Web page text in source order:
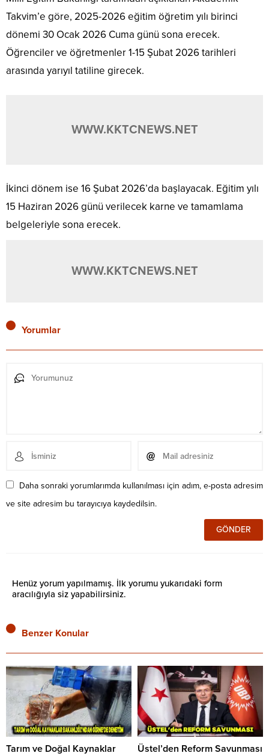
Takvim’e göre, 2025-2026 eğitim öğretim yılı birinci
dönemi 30 Ocak 2026 Cuma günü sona erecek.
Öğrenciler ve öğretmenler 1-15 Şubat 2026 tarihleri
arasında yarıyıl tatiline girecek.
WWW.KKTCNEWS.NET
İkinci dönem ise 16 Şubat 2026’da başlayacak. Eğitim yılı
15 Haziran 2026 günü verilecek karne ve tamamlama
belgeleriyle sona erecek.
WWW.KKTCNEWS.NET
Yorumlar
Daha sonraki yorumlarımda kullanılması için adım, e-posta adresim
ve site adresim bu tarayıcıya kaydedilsin.
Henüz yorum yapılmamış. İlk yorumu yukarıdaki form
aracılığıyla siz yapabilirsiniz.
Benzer Konular
Tarım ve Doğal Kaynaklar
Üstel’den Reform Savunması